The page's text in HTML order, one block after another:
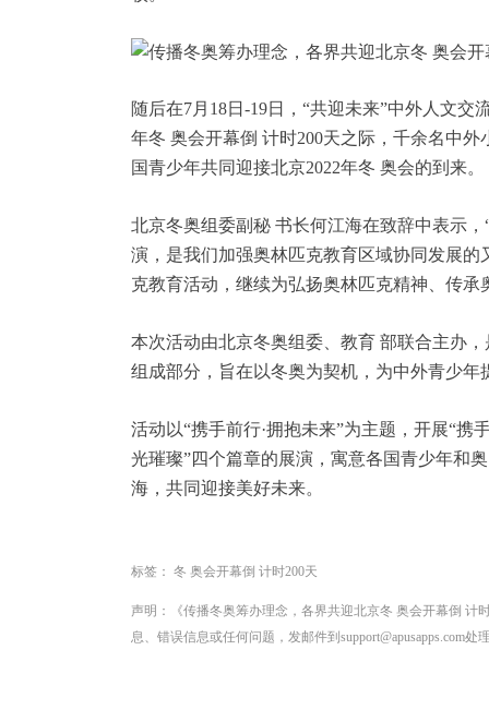
随后在7月18日-19日，“共迎未来”中外人文
年冬 奥会开幕倒 计时200天之际，千余名中
国青少年共同迎接北京2022年冬 奥会的到来。
北京冬奥组委副秘 书长何江海在致辞中表示
演，是我们加强奥林匹克教育区域协同发展
克教育活动，继续为弘扬奥林匹克精神、传承
本次活动由北京冬奥组委、教育 部联合主办
组成部分，旨在以冬奥为契机，为中外青少
活动以“携手前行·拥抱未来”为主题，开展“携
光璀璨”四个篇章的展演，寓意各国青少年和
海，共同迎接美好未来。
标签： 冬 奥会开幕倒 计时200天
声明：《传播冬奥筹办理念，各界共迎北京冬 奥会开幕倒 计
息、错误信息或任何问题，发邮件到support@apusapps.com处